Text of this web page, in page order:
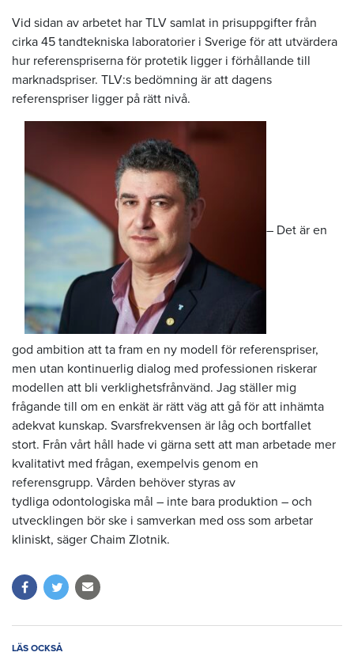
Vid sidan av arbetet har TLV samlat in prisuppgifter från
cirka 45 tandtekniska laboratorier i Sverige för att utvärdera
hur referenspriserna för protetik ligger i förhållande till
marknadspriser. TLV:s bedömning är att dagens
referenspriser ligger på rätt nivå.
– Det är en
god ambition att ta fram en ny modell för referenspriser,
men utan kontinuerlig dialog med professionen riskerar
modellen att bli verklighetsfrånvänd. Jag ställer mig
frågande till om en enkät är rätt väg att gå för att inhämta
adekvat kunskap. Svarsfrekvensen är låg och bortfallet
stort. Från vårt håll hade vi gärna sett att man arbetade mer
kvalitativt med frågan, exempelvis genom en
referensgrupp. Vården behöver styras av
tydliga odontologiska mål – inte bara produktion – och
utvecklingen bör ske i samverkan med oss som arbetar
kliniskt, säger Chaim Zlotnik.
LÄS OCKSÅ